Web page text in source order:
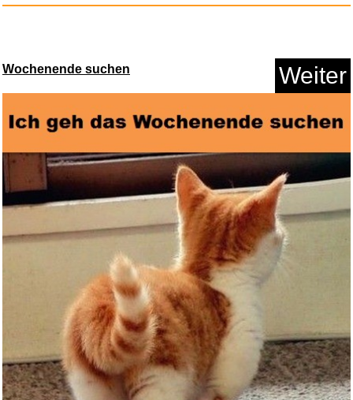
Heinle Introductory French...
Anzeige
Wochenende suchen Weiter